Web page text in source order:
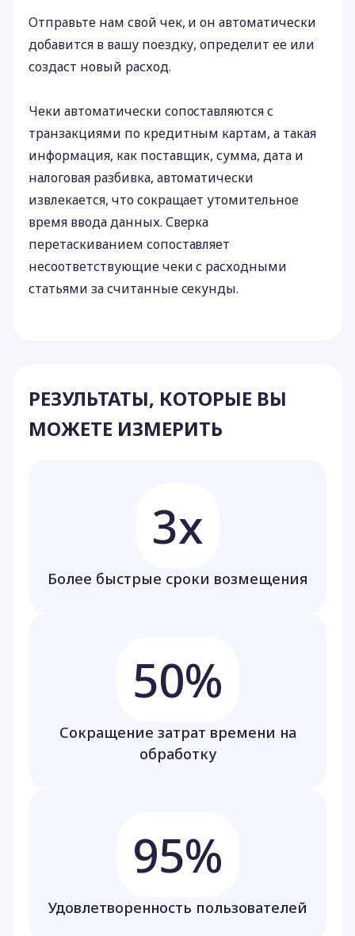
Отправьте нам свой чек, и он автоматически
добавится в вашу поездку, определит ее или
создаст новый расход.
Чеки автоматически сопоставляются с
транзакциями по кредитным картам, а такая
информация, как поставщик, сумма, дата и
налоговая разбивка, автоматически
извлекается, что сокращает утомительное
время ввода данных. Сверка
перетаскиванием сопоставляет
несоответствующие чеки с расходными
статьями за считанные секунды.
РЕЗУЛЬТАТЫ, КОТОРЫЕ ВЫ
МОЖЕТЕ ИЗМЕРИТЬ
3x
Более быстрые сроки возмещения
50%
Сокращение затрат времени на
обработку
95%
Удовлетворенность пользователей